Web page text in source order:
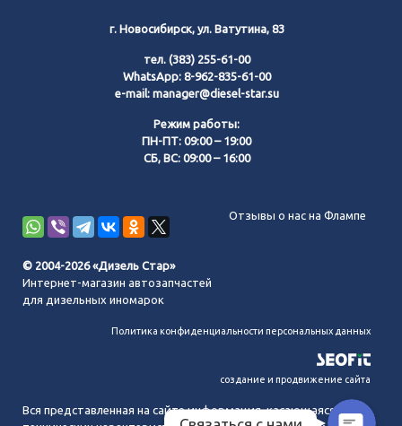
г. Новосибирск, ул. Ватутина, 83
тел. (383) 255-61-00
WhatsApp: 8-962-835-61-00
e-mail: manager@diesel-star.su
Режим работы:
ПН-ПТ: 09:00 – 19:00
СБ, ВС: 09:00 – 16:00
Отзывы о нас на Флампе
© 2004-2026 «Дизель Стар»
Интернет-магазин автозапчастей
для дизельных иномарок
Политика конфиденциальности персональных данных
создание и продвижение сайта
Вся представленная на сайте информация, касающаяся